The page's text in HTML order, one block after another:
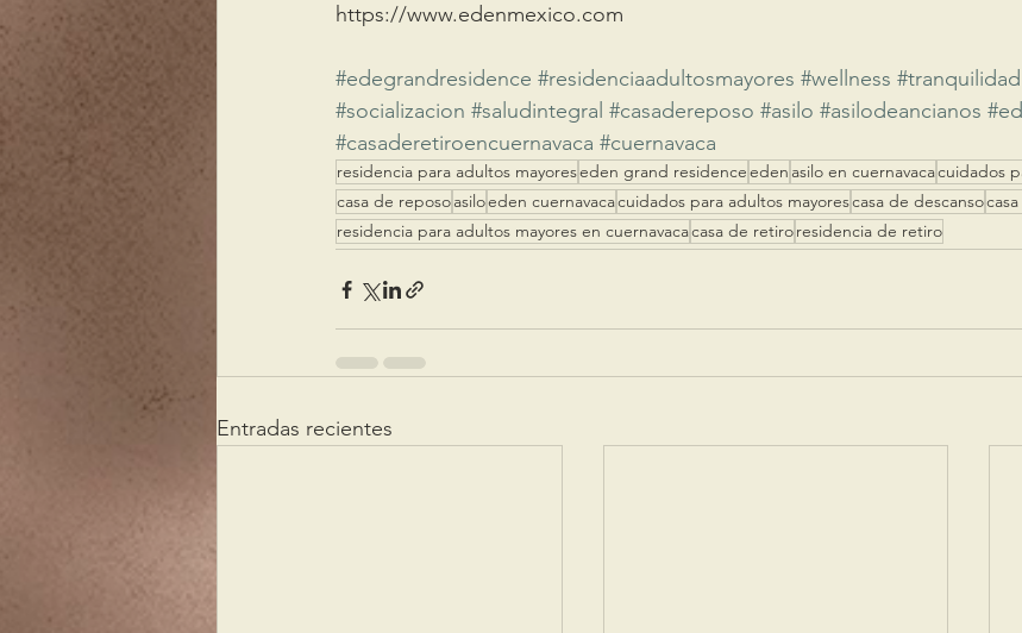
https://www.edenmexico.com
#edegrandresidence #residenciaadultosmayores #wellness #tranquilidad
#socializacion #saludintegral #casadereposo #asilo #asilodeancianos
#casaderetiroencuernavaca #cuernavaca
residencia para adultos mayoreseden grand residenceeden asilo en cuernavacacuidados
casa de reposoasiloeden cuernavacacuidados para adultos mayorescasa de descanso
residencia para adultos mayores en cuernavacacasa de retiroresidencia de retiro
Entradas recientes